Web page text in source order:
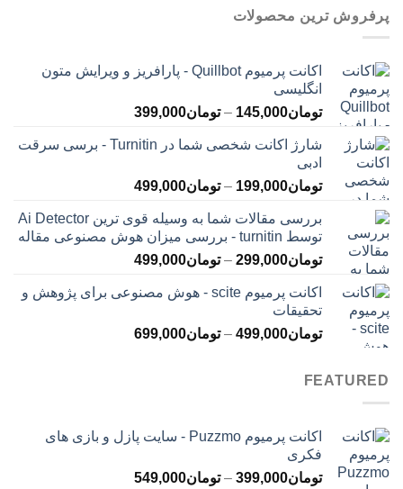
پرفروش ترین محصولات
اکانت پرمیوم Quillbot - پارافریز و ویرایش متون
انگلیسی
تومان145,000
– تومان399,000محدوده
تومان145,000
تومان399,000
شارژ اکانت شخصی شما در Turnitin - برسی سرقت
ادبی
تومان199,000
– تومان499,000محدوده
تومان199,000
تا
تومان499,000
بررسی مقالات شما به وسیله قوی ترین Ai Detector
توسط turnitin - بررسی میزان هوش مصنوعی مقاله
تومان299,000
– تومان499,000محدوده
تومان299,000
تومان499,000
اکانت پرمیوم scite - هوش مصنوعی برای پژوهش و
تحقیقات
تومان499,000
– تومان699,000محدوده
FEATURED
اکانت پرمیوم Puzzmo - سایت پازل و بازی های
فکری
تومان399,000
– تومان549,000محدوده